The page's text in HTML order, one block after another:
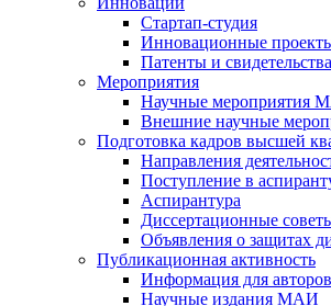
Стартап-студия
Инновационные
Патенты и свидетельства
Мероприятия
Научные мероприятия
Внешние научные
Подготовка кадров высшей
Направления
Поступление в
Аспирантура
Диссертационные
Объявления о защитах
Публикационная активность
Информация для авторов
Научные издания МАИ